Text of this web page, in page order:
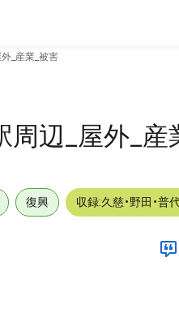
_産業_被害
辺_屋外_産
復興 収録:久慈・野田・普